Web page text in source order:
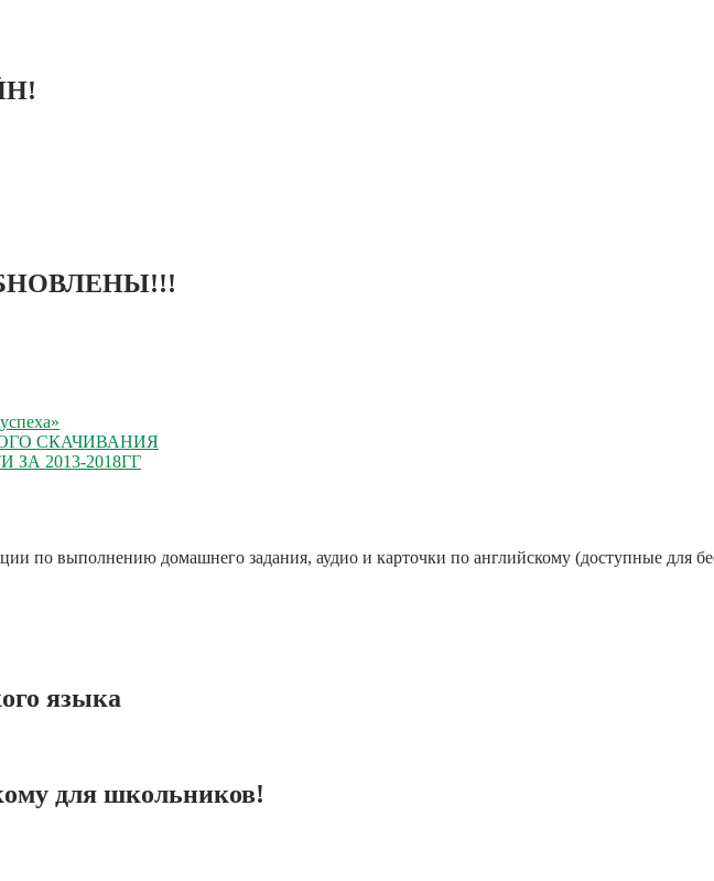
СКАЧИВАНИЯ
2013-2018ГГ
по выполнению домашнего задания, аудио и карточки по английскому (доступные для
языка
для школьников!